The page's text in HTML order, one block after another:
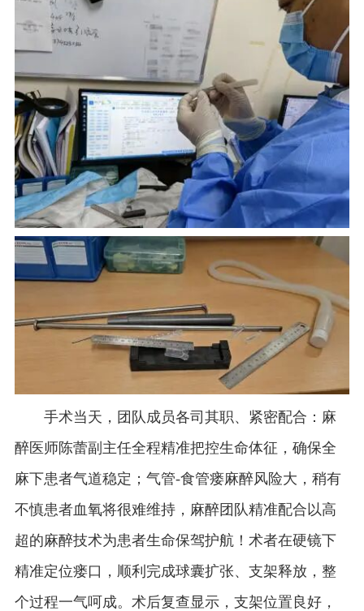
手术当天，团队成员各司其职、紧密配合：麻
醉医师陈蕾副主任全程精准把控生命体征，确保全
麻下患者气道稳定；气管-食管瘘麻醉风险大，稍有
不慎患者血氧将很难维持，麻醉团队精准配合以高
超的麻醉技术为患者生命保驾护航！术者在硬镜下
精准定位瘘口，顺利完成球囊扩张、支架释放，整
个过程一气呵成。术后复查显示，支架位置良好，